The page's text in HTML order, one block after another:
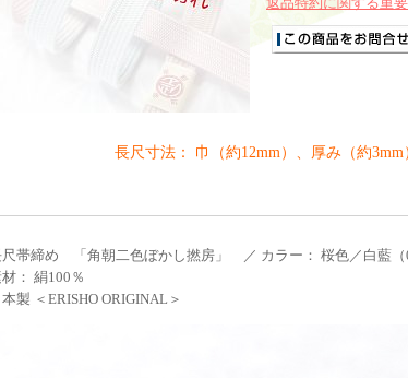
長尺寸法： 巾（約12mm）、厚み（約
帯締め 「角朝二色ぼかし撚房」 ／ カラー： 桜色／白藍（
： 絹100％
本製 ＜ERISHO ORIGINAL＞